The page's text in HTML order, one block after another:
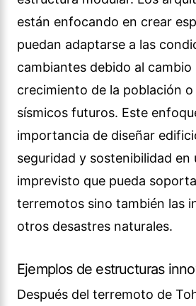
están enfocando en crear
puedan adaptarse a las
cambiantes debido al cambio
crecimiento de la población
sísmicos futuros. Este
importancia de diseñar
seguridad y sostenibilidad en
imprevisto que pueda
terremotos sino también las
otros desastres naturales.
Ejemplos de estructuras
Después del terremoto de